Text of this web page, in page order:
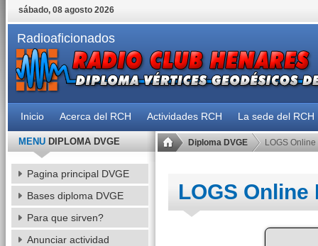
sábado, 08 agosto 2026
Radioaficionados
Inicio Acerca del RCH Actividades RCH La sede del RCH
Diploma DVGE LOGS Online
LOGS Online
MENUDIPLOMA DVGE
Pagina principal DVGE
Bases diploma DVGE
Para que sirven?
Anunciar actividad